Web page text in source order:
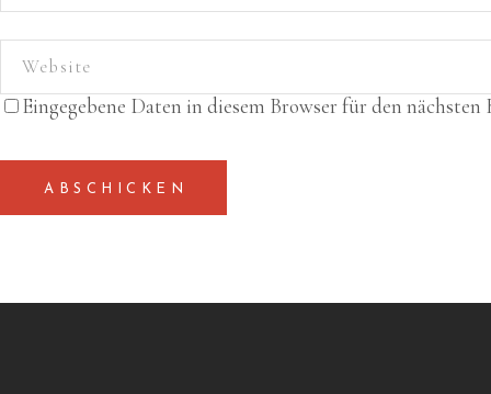
Eingegebene Daten in diesem Browser für den
ABSCHICKEN